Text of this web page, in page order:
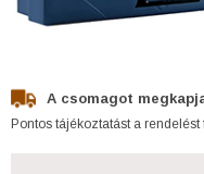
A csomagot
Pontos tájékoztatást a